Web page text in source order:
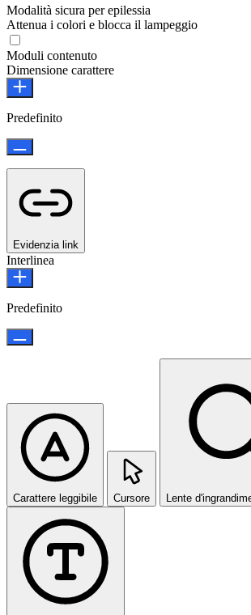
Modalità sicura per epilessia
Attenua i colori e blocca il lampeggio
Moduli contenuto
Dimensione carattere
Predefinito
Evidenzia link
Interlinea
Predefinito
Carattere leggibile Cursore Lente